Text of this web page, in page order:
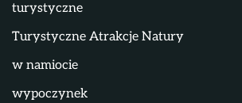
turystyczne
Turystyczne Atrakcje Natury
w namiocie
wypoczynek